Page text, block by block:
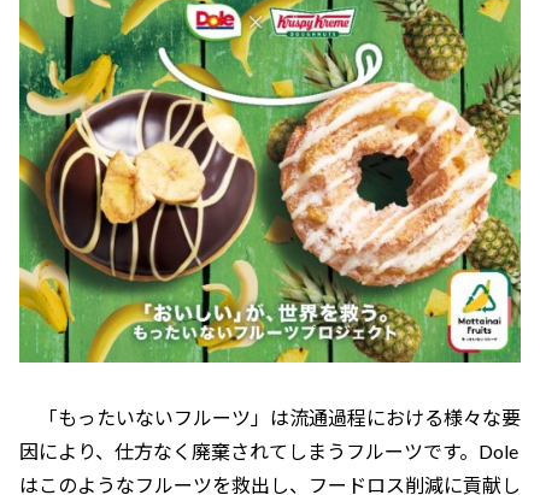
「もったいないフルーツ」は流通過程における様々な要
因により、仕方なく廃棄されてしまうフルーツです。Dole
はこのようなフルーツを救出し、フードロス削減に貢献し